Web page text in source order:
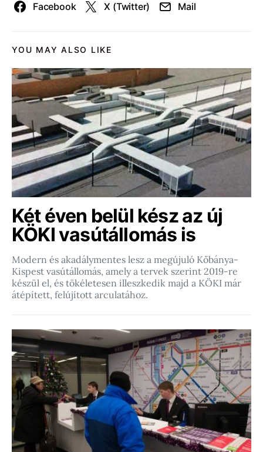
Facebook X (Twitter) Mail
YOU MAY ALSO LIKE
Két éven belül kész az új
KÖKI vasútállomás is
Modern és akadálymentes lesz a megújuló Kőbánya-
Kispest vasútállomás, amely a tervek szerint 2019-re
készül el, és tökéletesen illeszkedik majd a KÖKI már
átépített, felújított arculatához.